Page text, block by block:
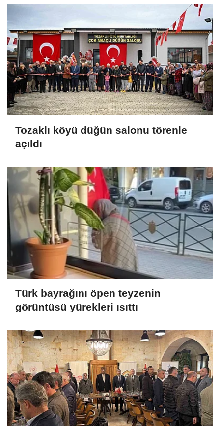
Tozaklı köyü düğün salonu törenle
açıldı
Türk bayrağını öpen teyzenin
görüntüsü yürekleri ısıttı